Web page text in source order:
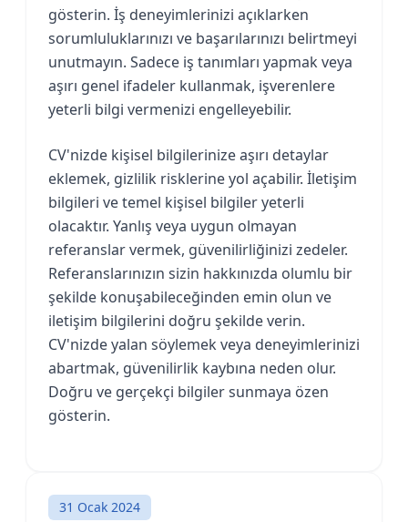
gösterin. İş deneyimlerinizi açıklarken
sorumluluklarınızı ve başarılarınızı belirtmeyi
unutmayın. Sadece iş tanımları yapmak veya
aşırı genel ifadeler kullanmak, işverenlere
yeterli bilgi vermenizi engelleyebilir.
CV'nizde kişisel bilgilerinize aşırı detaylar
eklemek, gizlilik risklerine yol açabilir. İletişim
bilgileri ve temel kişisel bilgiler yeterli
olacaktır. Yanlış veya uygun olmayan
referanslar vermek, güvenilirliğinizi zedeler.
Referanslarınızın sizin hakkınızda olumlu bir
şekilde konuşabileceğinden emin olun ve
iletişim bilgilerini doğru şekilde verin.
CV'nizde yalan söylemek veya deneyimlerinizi
abartmak, güvenilirlik kaybına neden olur.
Doğru ve gerçekçi bilgiler sunmaya özen
gösterin.
31 Ocak 2024